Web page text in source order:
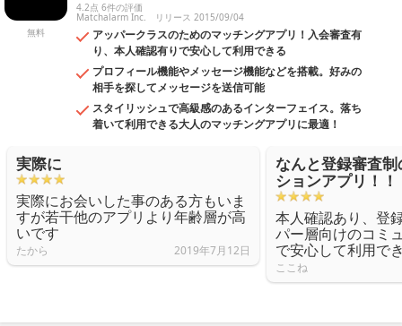
無料
4.2点 6件の評価
Matchalarm Inc. リリース 2015/09/04
アッパークラスのためのマッチングアプリ！入会審査有
り、本人確認有りで安心して利用できる
プロフィール機能やメッセージ機能などを搭載。好みの
相手を探してメッセージを送信可能
スタイリッシュで高級感のあるインターフェイス。落ち
着いて利用できる大人のマッチングアプリに最適！
実際に
実際にお会いした事のある方もいま
すが若干他のアプリより年齢層が高
いです
たから 2019年7月12日
なんと登録審査
ションアプリ！！
本人確認あり、登
パー層向けのコミ
で安心して利用で
ここね